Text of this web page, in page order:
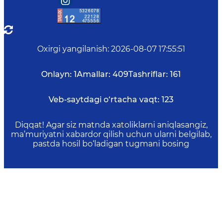
Oxirgi yangilanish: 2026-08-07 17:55:51
Onlayn: 1Amallar: 409Tashriflar: 161
Veb-saytdagi o‘rtacha vaqt: 123
Diqqat! Agar siz matnda xatoliklarni aniqlasangiz,
ma’muriyatni xabardor qilish uchun ularni belgilab,
pastda hosil bo‘ladigan tugmani bosing